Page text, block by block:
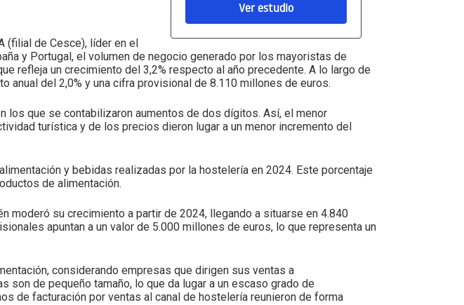
Ver estudio
(filial de Cesce), líder en el
y Portugal, el volumen de negocio generado por los mayoristas de
refleja un crecimiento del 3,2% respecto al año precedente. A lo largo de
anual del 2,0% y una cifra provisional de 8.110 millones de euros.
que se contabilizaron aumentos de dos dígitos. Así, el menor
turística y de los precios dieron lugar a un menor incremento del
y bebidas realizadas por la hostelería en 2024. Este porcentaje
de alimentación.
moderó su crecimiento a partir de 2024, llegando a situarse en 4.840
apuntan a un valor de 5.000 millones de euros, lo que representa un
considerando empresas que dirigen sus ventas a
de pequeño tamaño, lo que da lugar a un escaso grado de
de facturación por ventas al canal de hostelería reunieron de forma